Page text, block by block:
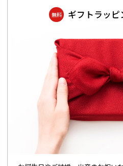
無料 ギフトラッピ